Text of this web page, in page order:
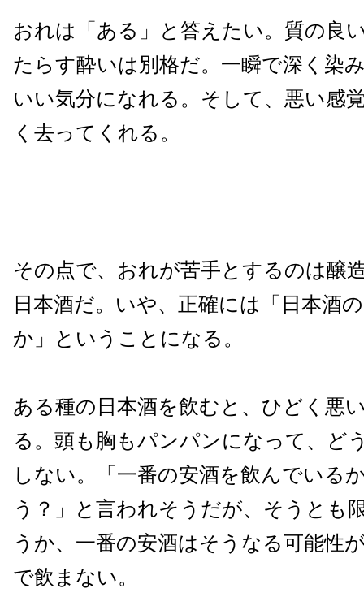
おれは「ある」と答えたい。質の良
たらす酔いは別格だ。一瞬で深く染
いい気分になれる。そして、悪い感
く去ってくれる。
その点で、おれが苦手とするのは醸
日本酒だ。いや、正確には「日本酒
か」ということになる。
ある種の日本酒を飲むと、ひどく悪
る。頭も胸もパンパンになって、ど
しない。「一番の安酒を飲んでいる
う？」と言われそうだが、そうとも
うか、一番の安酒はそうなる可能性
で飲まない。